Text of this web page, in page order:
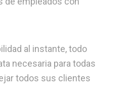
al instante, todo
necesaria para todas
todos sus clientes